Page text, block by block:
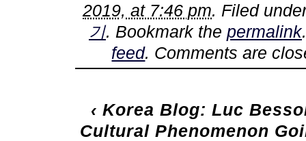
2019, at 7:46 pm. Filed
기. Bookmark the permalink
feed. Comments are
‹ Korea Blog: Luc
Cultural Phenomenon